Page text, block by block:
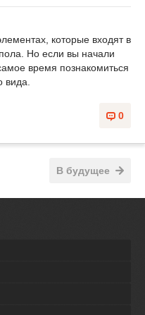
которые входят в
Но если вы начали
время познакомиться
вида.
0
В будущее